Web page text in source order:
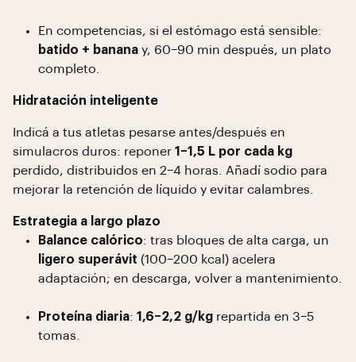
En competencias, si el estómago está sensible:
batido + banana y, 60–90 min después, un plato
completo.
Hidratación inteligente
Indicá a tus atletas pesarse antes/después en
simulacros duros: reponer 1–1,5 L por cada kg
perdido, distribuidos en 2–4 horas. Añadí sodio para
mejorar la retención de líquido y evitar calambres.
Estrategia a largo plazo
Balance calórico: tras bloques de alta carga, un
ligero superávit (100–200 kcal) acelera
adaptación; en descarga, volver a mantenimiento.
Proteína diaria: 1,6–2,2 g/kg repartida en 3–5
tomas.